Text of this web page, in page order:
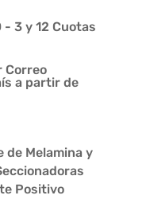
- 3 y 12 Cuotas
Correo
a partir de
de Melamina y
Positivo